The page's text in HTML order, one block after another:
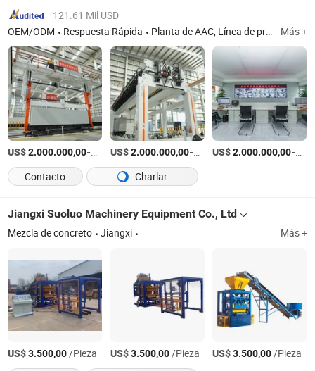
121.61 Mil USD
OEM/ODM
Respuesta Rápida Planta de AAC, Línea de producción de AAC, Máquina para fabricar bloques de AAC, Máquina para fabricar bloques de concreto, Máquina para fabricar ladrillos de concreto Más +
US$2.000.000,00- 10.000.000,00/Set
US$2.000.000,00-10.000.000,00/Set
US$2.000.000,00-
Contacto Charlar
Jiangxi Suoluo Machinery Equipment Co., Ltd
Mezcla de concreto Jiangxi Más +
US$3.500,00/Pieza US$3.500,00/Pieza US$3.500,00/Pieza